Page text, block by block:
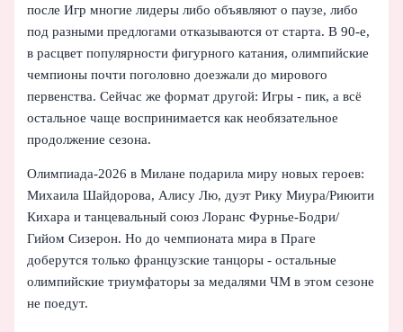
после Игр многие лидеры либо объявляют о паузе, либо
под разными предлогами отказываются от старта. В 90-е,
в расцвет популярности фигурного катания, олимпийские
чемпионы почти поголовно доезжали до мирового
первенства. Сейчас же формат другой: Игры - пик, а всё
остальное чаще воспринимается как необязательное
продолжение сезона.
Олимпиада-2026 в Милане подарила миру новых героев:
Михаила Шайдорова, Алису Лю, дуэт Рику Миура/Риюити
Кихара и танцевальный союз Лоранс Фурнье-Бодри/
Гийом Сизерон. Но до чемпионата мира в Праге
доберутся только французские танцоры - остальные
олимпийские триумфаторы за медалями ЧМ в этом сезоне
не поедут.